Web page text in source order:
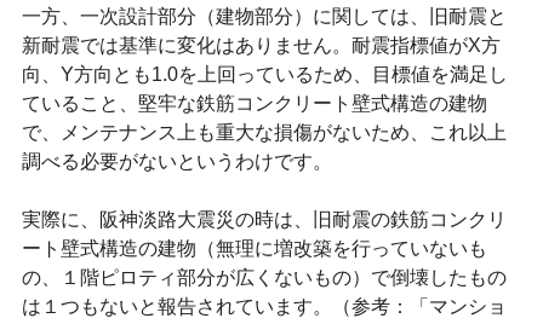
一方、一次設計部分（建物部分）に関しては、旧耐震と
新耐震では基準に変化はありません。耐震指標値がX方
向、Y方向とも1.0を上回っているため、目標値を満足し
ていること、堅牢な鉄筋コンクリート壁式構造の建物
で、メンテナンス上も重大な損傷がないため、これ以上
調べる必要がないというわけです。
実際に、阪神淡路大震災の時は、旧耐震の鉄筋コンクリ
ート壁式構造の建物（無理に増改築を行っていないも
の、１階ピロティ部分が広くないもの）で倒壊したもの
は１つもないと報告されています。（参考：「マンショ